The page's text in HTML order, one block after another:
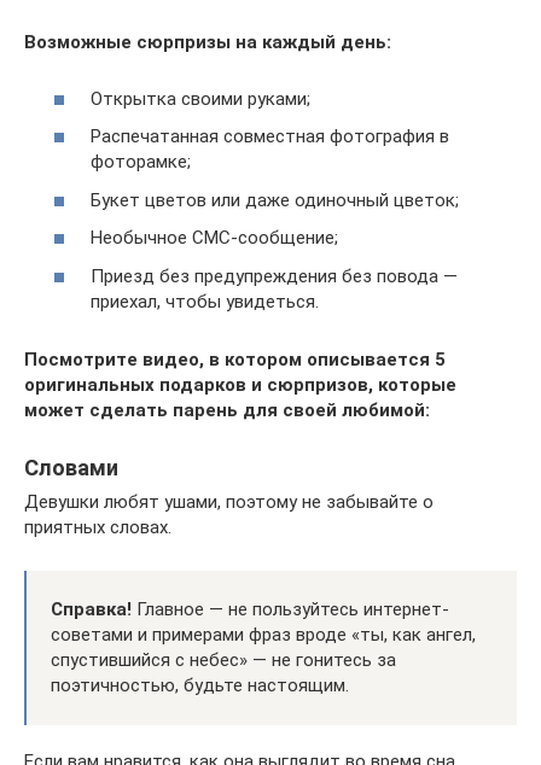
Возможные сюрпризы на каждый день:
Открытка своими руками;
Распечатанная совместная фотография в
фоторамке;
Букет цветов или даже одиночный цветок;
Необычное СМС-сообщение;
Приезд без предупреждения без повода —
приехал, чтобы увидеться.
Посмотрите видео, в котором описывается 5
оригинальных подарков и сюрпризов, которые
может сделать парень для своей любимой:
Словами
Девушки любят ушами, поэтому не забывайте о
приятных словах.
Справка! Главное — не пользуйтесь интернет-
советами и примерами фраз вроде «ты, как ангел,
спустившийся с небес» — не гонитесь за
поэтичностью, будьте настоящим.